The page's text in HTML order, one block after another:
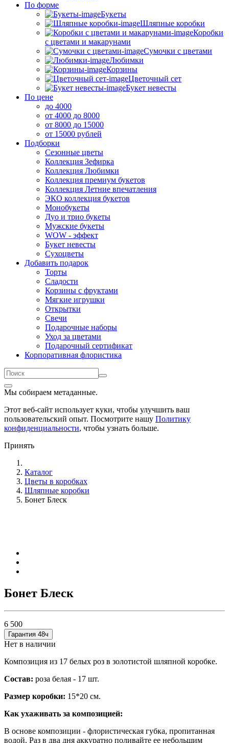
По форме
Букеты
Шляпные коробки
Коробки
с цветами и макарунами
Сумочки с цветами
Любимки
Корзины
Цветочный сет
Букет невесты
По цене
до 4000
от 4000 до 8000
от 8000 до 15000
от 15000 рублей
Подборки
Сезонные цветы
Коллекция Зефирка
Коллекция Любимки
Коллекция премиум букетов
Коллекция Летние впечатления
ЭКО коллекция букетов
Монобукеты
Дуо и трио букеты
Мужские букеты
WOW - эффект
Букет невесты
Сухоцветы
Добавить подарок
Торты
Сладости
Корзины с фруктами
Мягкие игрушки
Открытки
Свечи
Подарочные наборы
Уход за цветами
Подарочный сертификат
Корпоративная флористика
Мы собираем метаданные.
Этот веб-сайт использует куки, чтобы улучшить ваш
пользовательский опыт. Посмотрите нашу Политику
конфиденциальности, чтобы узнать больше.
Принять
Каталог
Цветы в коробках
Шляпные коробки
Бонет Блеск
Бонет Блеск
6 500
Гарантия 48ч
Нет в наличии
Композиция из 17 белых роз в золотистой шляпной коробке.
Состав: роза белая - 17 шт.
Размер коробки: 15*20 см.
Как ухаживать за композицией:
В основе композиции - флористическая губка, пропитанная
водой. Раз в два дня аккуратно поливайте ее небольшим